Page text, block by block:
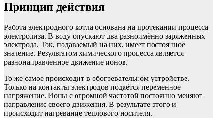
Принцип действия
Работа электродного котла основана на протекании процесса
электролиза. В воду опускают два разноимённо заряженных
электрода. Ток, подаваемый на них, имеет постоянное
значение. Результатом химического процесса является
разнонаправленное движение ионов.
То же самое происходит в обогревательном устройстве.
Только на контакты электродов подаётся переменное
напряжение. Ионы с огромной частотой постоянно меняют
направление своего движения. В результате этого и
происходит нагревание теплового носителя.